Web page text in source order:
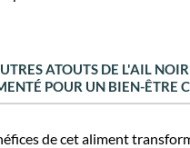
ATOUTS DE L'AIL
POUR UN BIEN-ÊTRE
de cet aliment